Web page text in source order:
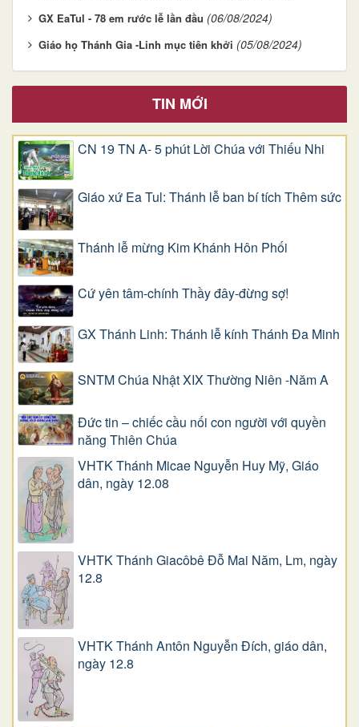
GX EaTul - 78 em rước lễ lần đầu (06/08/2024)
Giáo họ Thánh Gia -Linh mục tiên khởi (05/08/2024)
TIN MỚI
CN 19 TN A- 5 phút Lời Chúa với Thiếu Nhi
Giáo xứ Ea Tul: Thánh lễ ban bí tích Thêm sức
Thánh lễ mừng Kim Khánh Hôn Phối
Cứ yên tâm-chính Thầy đây-đừng sợ!
GX Thánh Linh: Thánh lễ kính Thánh Đa Minh
SNTM Chúa Nhật XIX Thường Niên -Năm A
Đức tin – chiếc cầu nối con người với quyền
năng Thiên Chúa
VHTK Thánh Micae Nguyễn Huy Mỹ, Giáo
dân, ngày 12.08
VHTK Thánh Giacôbê Ðỗ Mai Năm, Lm, ngày
12.8
VHTK Thánh Antôn Nguyễn Ðích, giáo dân,
ngày 12.8